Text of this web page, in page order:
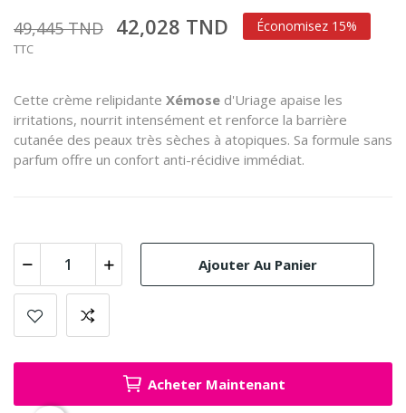
49,445 TND 42,028 TND Économisez 15%
TTC
Cette crème relipidante Xémose d'Uriage apaise les
irritations, nourrit intensément et renforce la barrière
cutanée des peaux très sèches à atopiques. Sa formule sans
parfum offre un confort anti-récidive immédiat.
Ajouter Au Panier
Acheter Maintenant